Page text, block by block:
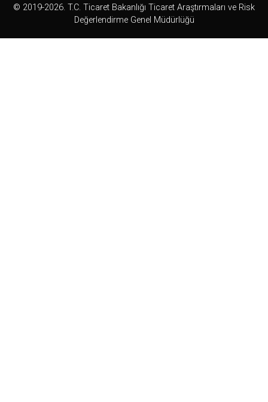
© 2019-2026. T.C. Ticaret Bakanlığı Ticaret Araştırmaları ve Risk
Değerlendirme Genel Müdürlüğü